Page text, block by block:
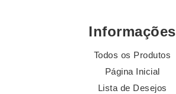
Informações
Todos os Produtos
Página Inicial
Lista de Desejos